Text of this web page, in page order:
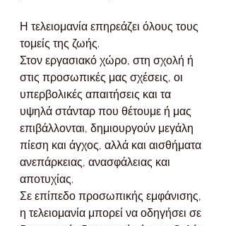
Η τελειομανία επηρεάζει όλους τους
τομείς της ζωής.
Στον εργασιακό χώρο, στη σχολή ή
στις προσωπικές μας σχέσεις, οι
υπερβολικές απαιτήσεις και τα
υψηλά στάνταρ που θέτουμε ή μας
επιβάλλονται, δημιουργούν μεγάλη
πίεση και άγχος, αλλά και αισθήματα
ανεπάρκειας, ανασφάλειας και
αποτυχίας.
Σε επίπεδο προσωπικής εμφάνισης,
η τελειομανία μπορεί να οδηγήσει σε